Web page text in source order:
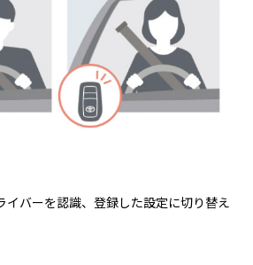
イバーを認識、登録した設定に切り替え